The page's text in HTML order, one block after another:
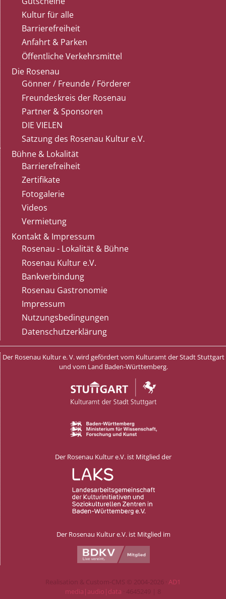
Kultur für alle
Barrierefreiheit
Anfahrt & Parken
Öffentliche Verkehrsmittel
Die Rosenau
Gönner / Freunde / Förderer
Freundeskreis der Rosenau
Partner & Sponsoren
DIE VIELEN
Satzung des Rosenau Kultur e.V.
Bühne & Lokalität
Barrierefreiheit
Zertifikate
Fotogalerie
Videos
Vermietung
Kontakt & Impressum
Rosenau - Lokalität & Bühne
Rosenau Kultur e.V.
Bankverbindung
Rosenau Gastronomie
Impressum
Nutzungsbedingungen
Datenschutzerklärung
Der Rosenau Kultur e. V. wird gefördert vom Kulturamt der Stadt Stuttgart
und vom Land Baden-Württemberg.
Der Rosenau Kultur e.V. ist Mitglied der
Der Rosenau Kultur e.V. ist Mitglied im
Realisation & Custom-CMS © 2004-2026 · AD1
media|audio|data · 4645249 | 8